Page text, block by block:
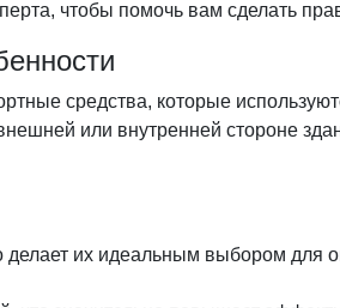
чтобы помочь вам сделать
средства, которые
или внутренней стороне
их идеальным выбором для